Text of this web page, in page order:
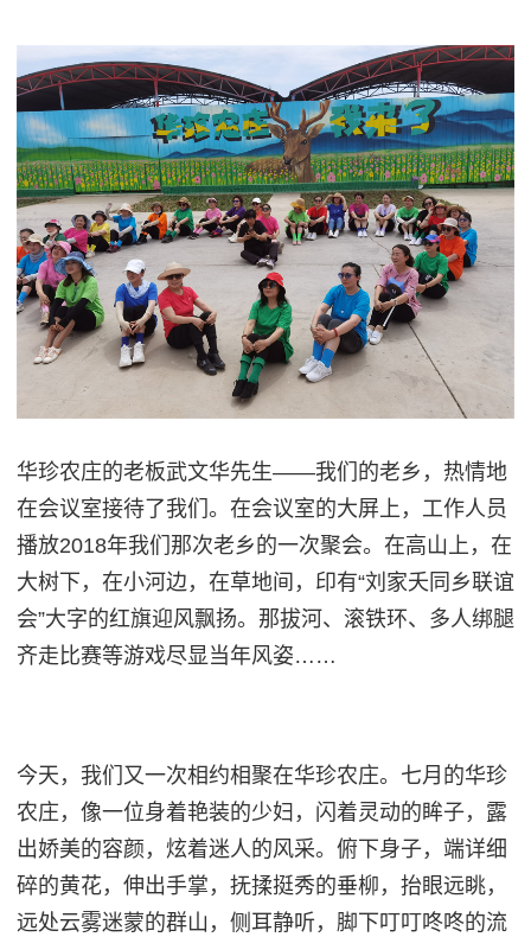
华珍农庄的老板武文华先生——我们的老乡，热情地
在会议室接待了我们。在会议室的大屏上，工作人员
播放2018年我们那次老乡的一次聚会。在高山上，在
大树下，在小河边，在草地间，印有“刘家夭同乡联谊
会”大字的红旗迎风飘扬。那拔河、滚铁环、多人绑腿
齐走比赛等游戏尽显当年风姿……
今天，我们又一次相约相聚在华珍农庄。 七月的华珍
农庄，像一位身着艳装的少妇，闪着灵动的眸子，露
出娇美的容颜，炫着迷人的风采。 俯下身子，端详细
碎的黄花，伸出手掌，抚揉挺秀的垂柳，抬眼远眺，
远处云雾迷蒙的群山，侧耳静听，脚下叮叮咚咚的流